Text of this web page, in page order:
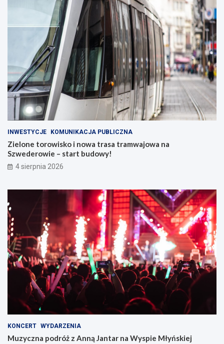
INWESTYCJE KOMUNIKACJA PUBLICZNA
Zielone torowisko i nowa trasa tramwajowa na
Szwederowie – start budowy!
4 sierpnia 2026
KONCERT WYDARZENIA
Muzyczna podróż z Anną Jantar na Wyspie Młyńskiej